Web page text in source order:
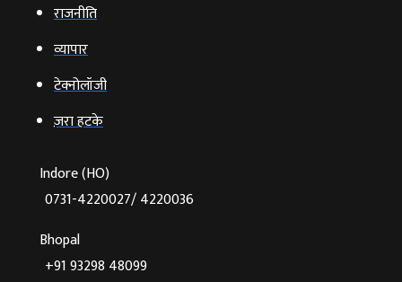
राजनीति
व्‍यापार
टेक्‍नोलॉजी
ज़रा हटके
Indore (HO)
0731-4220027/ 4220036
Bhopal
+91 93298 48099